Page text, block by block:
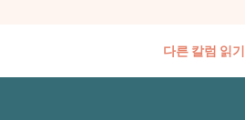
다른 칼럼 읽기